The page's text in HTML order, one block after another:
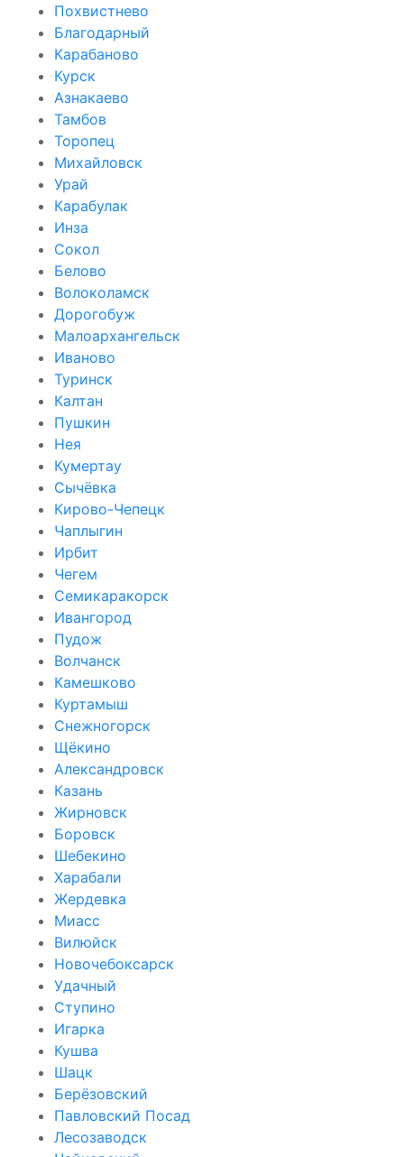
Похвистнево
Благодарный
Карабаново
Курск
Азнакаево
Тамбов
Торопец
Михайловск
Урай
Карабулак
Инза
Сокол
Белово
Волоколамск
Дорогобуж
Малоархангельск
Иваново
Туринск
Калтан
Пушкин
Нея
Кумертау
Сычёвка
Кирово-Чепецк
Чаплыгин
Ирбит
Чегем
Семикаракорск
Ивангород
Пудож
Волчанск
Камешково
Куртамыш
Снежногорск
Щёкино
Александровск
Казань
Жирновск
Боровск
Шебекино
Харабали
Жердевка
Миасс
Вилюйск
Новочебоксарск
Удачный
Ступино
Игарка
Кушва
Шацк
Берёзовский
Павловский Посад
Лесозаводск